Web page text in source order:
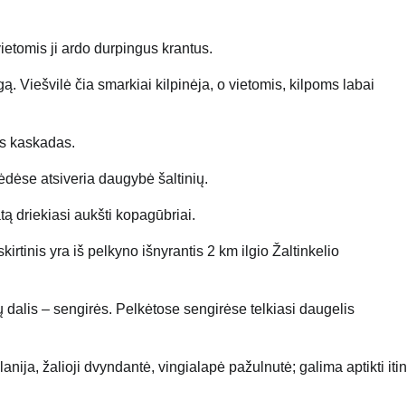
ji ardo durpingus krantus.
Viešvilė čia smarkiai kilpinėja, o vietomis, kilpoms labai
kaskadas.
atsiveria daugybė šaltinių.
driekiasi aukšti kopagūbriai.
yra iš pelkyno išnyrantis 2 km ilgio Žaltinkelio
– sengirės. Pelkėtose sengirėse telkiasi daugelis
žalioji dvyndantė, vingialapė pažulnutė; galima aptikti itin